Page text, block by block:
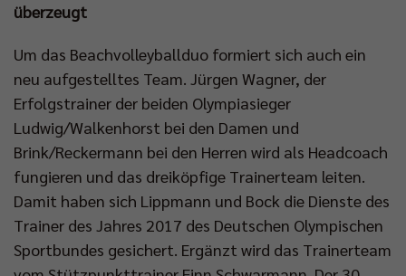
überzeugt
Um das Beachvolleyballduo formiert sich auch ein
neu aufgestelltes Team. Jürgen Wagner, der
Erfolgstrainer der beiden Olympiasieger
Ludwig/Walkenhorst bei den Damen und
Brink/Reckermann bei den Herren wird als Headcoach
fungieren und das dreiköpfige Trainerteam leiten.
Damit haben sich Lippmann und Bock die Dienste des
Trainer des Jahres 2017 des Deutschen Olympischen
Sportbundes gesichert. Ergänzt wird das Trainerteam